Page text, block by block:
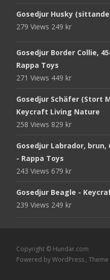
Gosedjur Husky
279 Views 249 kr
Gosedjur Border Collie,
Rappa Toys
271 Views 449 kr
Gosedjur Schäfer (Stort
Keycraft Living Nature
258 Views 829 kr
Gosedjur Labrador, brun,
- Rappa Toys
243 Views 679 kr
Gosedjur Beagle -
239 Views 249 kr
Copyright © Hundar.com
Powered by WordPress , Theme